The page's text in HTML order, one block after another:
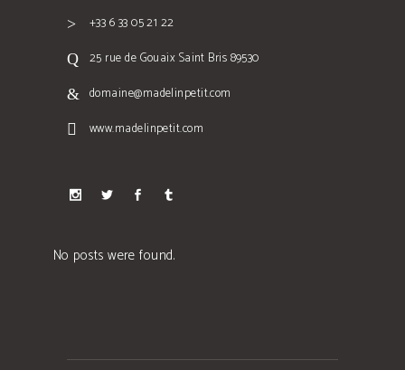
+33 6 33 05 21 22
25 rue de Gouaix Saint Bris 89530
domaine@madelinpetit.com
www.madelinpetit.com
No posts were found.